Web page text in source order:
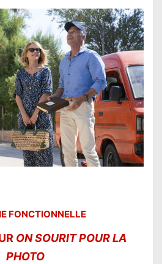
FONCTIONNELLE
ON SOURIT POUR LA
PHOTO